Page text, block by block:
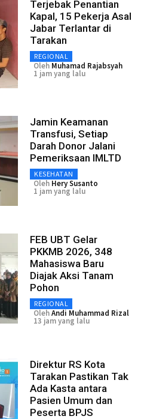
Terjebak Penantian
Kapal, 15 Pekerja Asal
Jabar Terlantar di
Tarakan
REGIONAL
Oleh Muhamad Rajabsyah
1 jam yang lalu
Jamin Keamanan
Transfusi, Setiap
Darah Donor Jalani
Pemeriksaan IMLTD
KESEHATAN
Oleh Hery Susanto
1 jam yang lalu
FEB UBT Gelar
PKKMB 2026, 348
Mahasiswa Baru
Diajak Aksi Tanam
Pohon
REGIONAL
OlehAndi Muhammad Rizal
13 jam yang lalu
Direktur RS Kota
Tarakan Pastikan Tak
Ada Kasta antara
Pasien Umum dan
Peserta BPJS